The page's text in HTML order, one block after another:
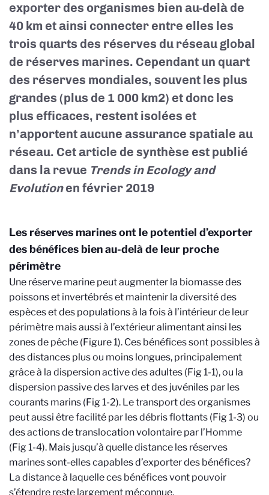
exporter des organismes bien au-delà de
40 km et ainsi connecter entre elles les
trois quarts des réserves du réseau global
de réserves marines. Cependant un quart
des réserves mondiales, souvent les plus
grandes (plus de 1 000 km2) et donc les
plus efficaces, restent isolées et
n’apportent aucune assurance spatiale au
réseau. Cet article de synthèse est publié
dans la revue Trends in Ecology and
Evolutionen février 2019
Les réserves marines ont le potentiel d’exporter
des bénéfices bien au-delà de leur proche
périmètre
Une réserve marine peut augmenter la biomasse des
poissons et invertébrés et maintenir la diversité des
espèces et des populations à la fois à l’intérieur de leur
périmètre mais aussi à l’extérieur alimentant ainsi les
zones de pêche (Figure 1). Ces bénéfices sont possibles à
des distances plus ou moins longues, principalement
grâce à la dispersion active des adultes (Fig 1-1), ou la
dispersion passive des larves et des juvéniles par les
courants marins (Fig 1-2). Le transport des organismes
peut aussi être facilité par les débris flottants (Fig 1-3) ou
des actions de translocation volontaire par l’Homme
(Fig 1-4). Mais jusqu’à quelle distance les réserves
marines sont-elles capables d’exporter des bénéfices?
La distance à laquelle ces bénéfices vont pouvoir
s’étendre reste largement méconnue.